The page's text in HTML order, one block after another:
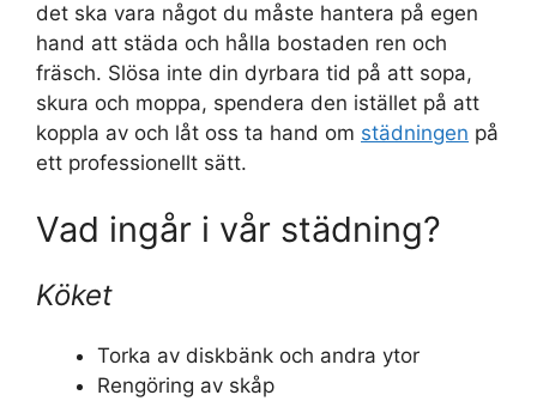
det ska vara något du måste hantera på egen
hand att städa och hålla bostaden ren och
fräsch. Slösa inte din dyrbara tid på att sopa,
skura och moppa, spendera den istället på att
koppla av och låt oss ta hand om städningen på
ett professionellt sätt.
Vad ingår i vår städning?
Köket
Torka av diskbänk och andra ytor
Rengöring av skåp